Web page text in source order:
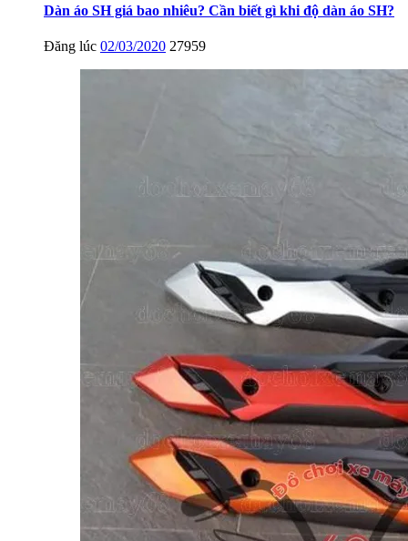
Dàn áo SH giá bao nhiêu? Cần biết gì khi độ dàn áo SH?
Đăng lúc 02/03/2020 27959